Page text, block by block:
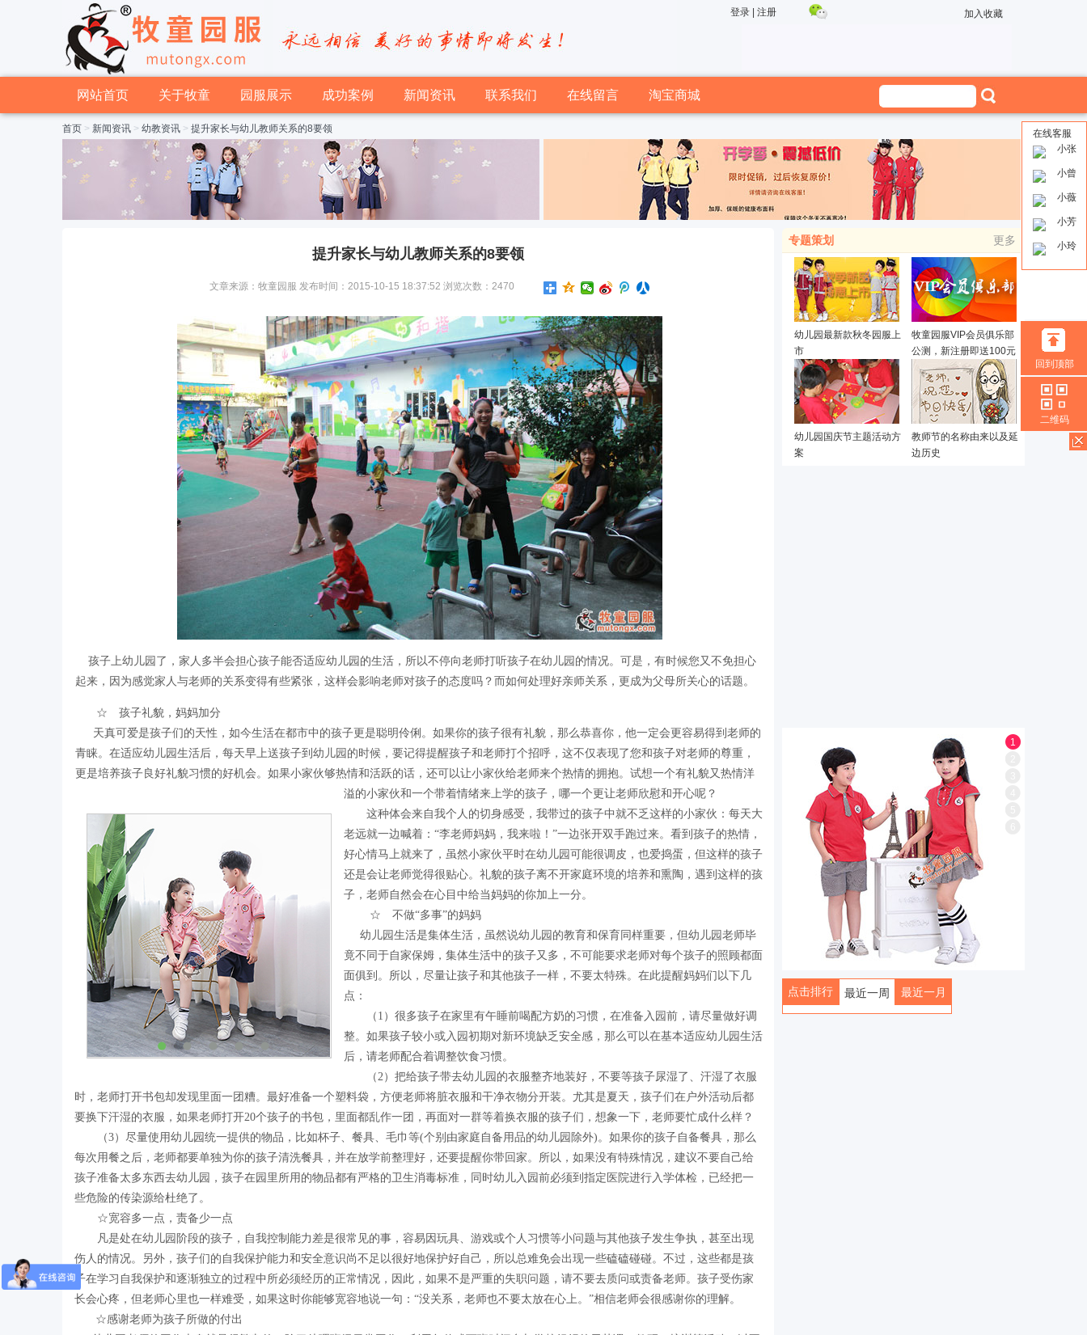
登录| 注册 加入收藏
网站首页 关于牧童 园服展示 成功案例 新闻资讯 联系我们 在线留言 淘宝商城
首页 > 新闻资讯 > 幼教资讯 > 提升家长与幼儿教师关系的8要领
提升家长与幼儿教师关系的8要领
文章来源：牧童园服 发布时间：2015-10-15 18:37:52 浏览次数：2470
孩子上幼儿园了，家人多半会担心孩子能否适应幼儿园的生活，所以不停向老师打听孩子在幼儿园的情况。可是，有时候您又不免担心
起来，因为感觉家人与老师的关系变得有些紧张，这样会影响老师对孩子的态度吗？而如何处理好亲师关系，更成为父母所关心的话题。
☆ 孩子礼貌，妈妈加分
天真可爱是孩子们的天性，如今生活在都市中的孩子更是聪明伶俐。如果你的孩子很有礼貌，那么恭喜你，他一定会更容易得到老师的
青睐。在适应幼儿园生活后，每天早上送孩子到幼儿园的时候，要记得提醒孩子和老师打个招呼，这不仅表现了您和孩子对老师的尊重，
更是培养孩子良好礼貌习惯的好机会。如果小家伙够热情和活跃的话，还可以让小家伙给老师来个热情的拥抱。试想一个有礼貌又热情洋
溢的小家伙和一个带着情绪来上学的孩子，哪一个更让老师欣慰和开心呢？
这种体会来自我个人的切身感受，我带过的孩子中就不乏这样的小家伙：每天大
老远就一边喊着：“李老师妈妈，我来啦！”一边张开双手跑过来。看到孩子的热情，
好心情马上就来了，虽然小家伙平时在幼儿园可能很调皮，也爱捣蛋，但这样的孩子
还是会让老师觉得很贴心。礼貌的孩子离不开家庭环境的培养和熏陶，遇到这样的孩
子，老师自然会在心目中给当妈妈的你加上一分。
☆ 不做“多事”的妈妈
幼儿园生活是集体生活，虽然说幼儿园的教育和保育同样重要，但幼儿园老师毕
竟不同于自家保姆，集体生活中的孩子又多，不可能要求老师对每个孩子的照顾都面
面俱到。所以，尽量让孩子和其他孩子一样，不要太特殊。在此提醒妈妈们以下几
点：
（1）很多孩子在家里有午睡前喝配方奶的习惯，在准备入园前，请尽量做好调
整。如果孩子较小或入园初期对新环境缺乏安全感，那么可以在基本适应幼儿园生活
后，请老师配合着调整饮食习惯。
（2）把给孩子带去幼儿园的衣服整齐地装好，不要等孩子尿湿了、汗湿了衣服
时，老师打开书包却发现里面一团糟。最好准备一个塑料袋，方便老师将脏衣服和干净衣物分开装。尤其是夏天，孩子们在户外活动后都
要换下汗湿的衣服，如果老师打开20个孩子的书包，里面都乱作一团，再面对一群等着换衣服的孩子们，想象一下，老师要忙成什么样？
（3）尽量使用幼儿园统一提供的物品，比如杯子、餐具、毛巾等(个别由家庭自备用品的幼儿园除外)。如果你的孩子自备餐具，那么
每次用餐之后，老师都要单独为你的孩子清洗餐具，并在放学前整理好，还要提醒你带回家。所以，如果没有特殊情况，建议不要自己给
孩子准备太多东西去幼儿园，孩子在园里所用的物品都有严格的卫生消毒标准，同时幼儿入园前必须到指定医院进行入学体检，已经把一
些危险的传染源给杜绝了。
☆宽容多一点，责备少一点
凡是处在幼儿园阶段的孩子，自我控制能力差是很常见的事，容易因玩具、游戏或个人习惯等小问题与其他孩子发生争执，甚至出现
伤人的情况。另外，孩子们的自我保护能力和安全意识尚不足以很好地保护好自己，所以总难免会出现一些磕磕碰碰。不过，这些都是孩
子在学习自我保护和逐渐独立的过程中所必须经历的正常情况，因此，如果不是严重的失职问题，请不要去质问或责备老师。孩子受伤家
长会心疼，但老师心里也一样难受，如果这时你能够宽容地说一句：“没关系，老师也不要太放在心上。”相信老师会很感谢你的理解。
☆感谢老师为孩子所做的付出
专题策划 更多
幼儿园最新款秋冬园服上
市
牧童园服VIP会员俱乐部
公测，新注册即送100元
幼儿园国庆节主题活动方
案
教师节的名称由来以及延
边历史
1
点击排行 最近一周 最近一月
在线客服
小张
小曾
小薇
小芳
小玲
回到顶部
二维码